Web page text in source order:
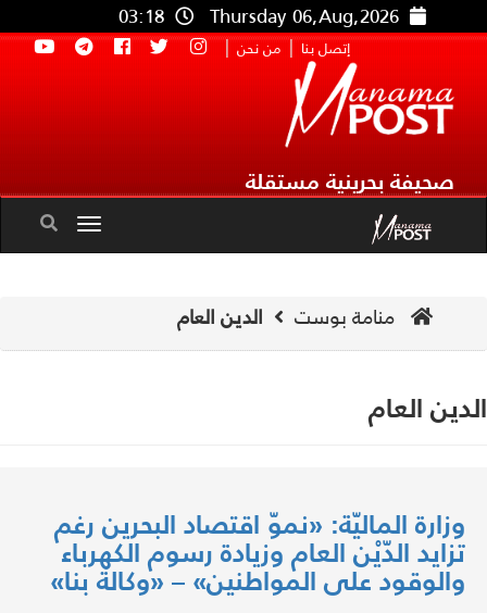
Thursday 06,Aug,2026
03:18
إتصل بنا | من نحن |
صحيفة بحرينية مستقلة
Toggle
navigation
منامة بوست الدين العام
العام
وزارة الماليّة: «نموّ اقتصاد البحرين رغم
تزايد الدّيْن العام وزيادة رسوم الكهرباء
والوقود على المواطنين» – «وكالة بنا»